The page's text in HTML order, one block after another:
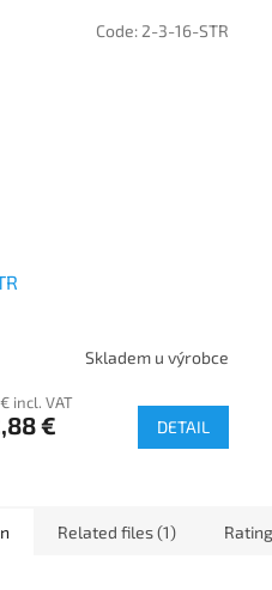
Skladem u výrobce
incl. VAT
€ DETAIL
Code: 2-3-16-STR
Related files (1) Rating